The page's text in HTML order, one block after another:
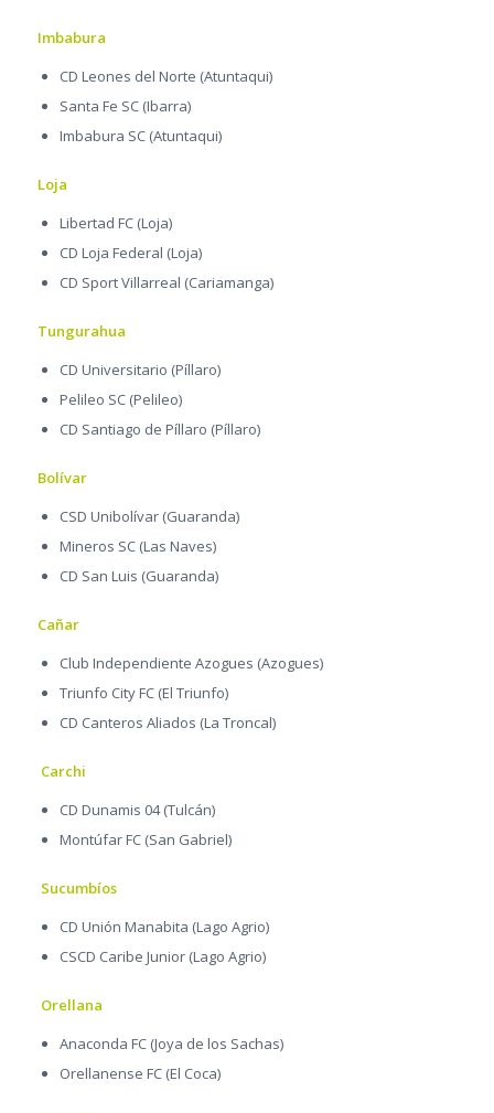
Imbabura
CD Leones del Norte (Atuntaqui)
Santa Fe SC (Ibarra)
Imbabura SC (Atuntaqui)
Loja
Libertad FC (Loja)
CD Loja Federal (Loja)
CD Sport Villarreal (Cariamanga)
Tungurahua
CD Universitario (Píllaro)
Pelileo SC (Pelileo)
CD Santiago de Píllaro (Píllaro)
Bolívar
CSD Unibolívar (Guaranda)
Mineros SC (Las Naves)
CD San Luis (Guaranda)
Cañar
Club Independiente Azogues (Azogues)
Triunfo City FC (El Triunfo)
CD Canteros Aliados (La Troncal)
Carchi
CD Dunamis 04 (Tulcán)
Montúfar FC (San Gabriel)
Sucumbíos
CD Unión Manabita (Lago Agrio)
CSCD Caribe Junior (Lago Agrio)
Orellana
Anaconda FC (Joya de los Sachas)
Orellanense FC (El Coca)